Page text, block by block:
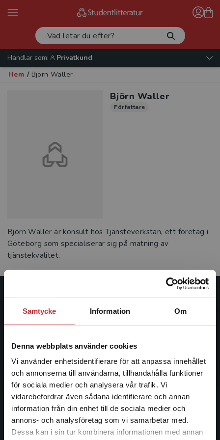
Samtycke Information Om
Denna webbplats använder cookies
Vi använder enhetsidentifierare för att anpassa innehållet
och annonserna till användarna, tillhandahålla funktioner
för sociala medier och analysera vår trafik. Vi
vidarebefordrar även sådana identifierare och annan
information från din enhet till de sociala medier och
annons- och analysföretag som vi samarbetar med.
Dessa kan i sin tur kombinera informationen med annan
Begränsad fraktregion
Handlar som:
Privatkund
Hem / Björn Waller
Björn Waller
Författare
Björn Waller är konsult hos Tjänsteverkstan, ett företag i
Göteborg som specialiserar sig på mätning av
tjänstekvalitet.
Studentlitteratur
Studentlitteratur grundades 1963 och är idag Sveriges
facklitteratur, utbildningar och digitala
informationstjänster i utbudet, finns Studentlitteratur med
längs hela kunskapsresan.
Kontakta oss
Kontakta oss